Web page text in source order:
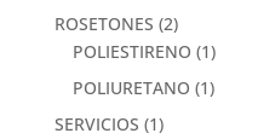
ROSETONES (2)
POLIESTIRENO (1)
POLIURETANO (1)
SERVICIOS (1)